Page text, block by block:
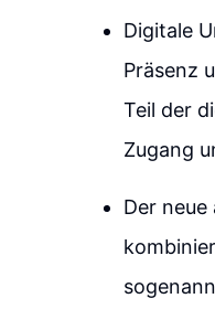
Digitale
Präsenz
Teil der
Zugang
Der